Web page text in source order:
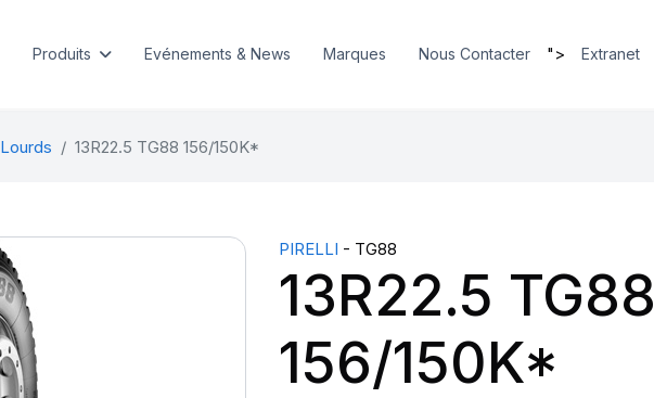
Produits Evénements & News Marques Nous Contacter "> Extranet
13R22.5 TG88 156/150K*
PIRELLI - TG88
13R22.5 TG88
156/150K*